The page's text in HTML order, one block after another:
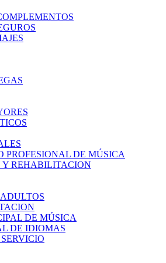
PROFESIONAL DE MÚSICA
Y REHABILITACION
DE MÚSICA
DE IDIOMAS